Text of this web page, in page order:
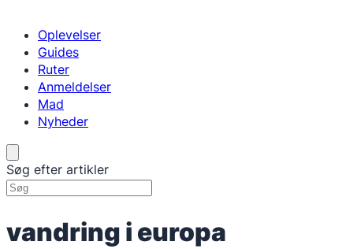
Oplevelser
Guides
Ruter
Anmeldelser
Mad
Nyheder
Søg efter artikler
vandring i europa